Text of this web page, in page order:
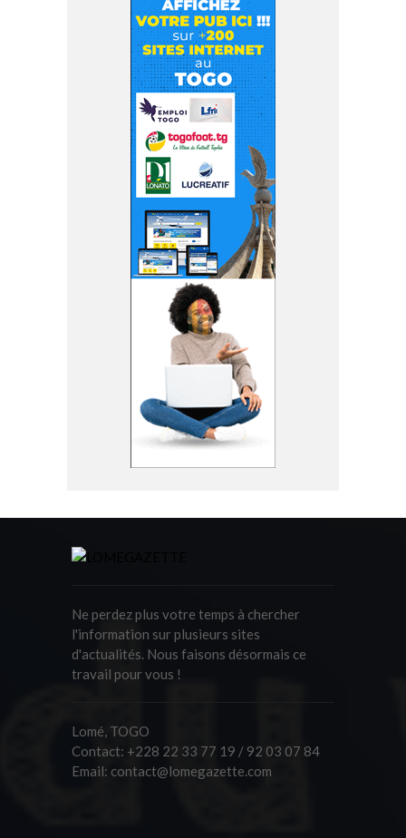
Ne perdez plus votre temps à chercher
l'information sur plusieurs sites
d'actualités. Nous faisons désormais ce
travail pour vous !
Lomé, TOGO
Contact: +228 22 33 77 19 / 92 03 07 84
Email: contact@lomegazette.com